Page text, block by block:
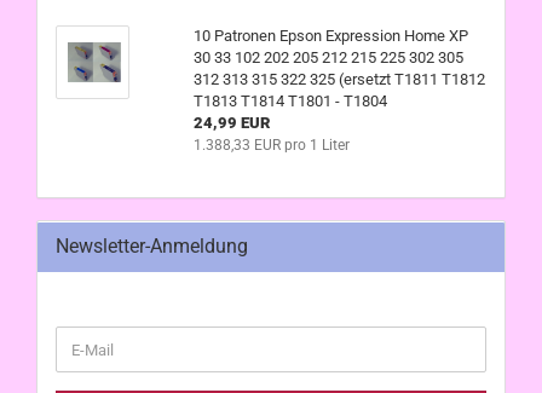
10 Patronen Epson Expression Home XP
30 33 102 202 205 212 215 225 302 305
312 313 315 322 325 (ersetzt T1811 T1812
T1813 T1814 T1801 - T1804
24,99 EUR
1.388,33 EUR pro 1 Liter
Newsletter-Anmeldung
ZUR
E-
Mail